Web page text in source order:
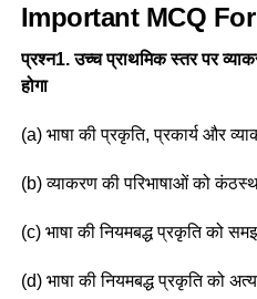
Important MCQ
प्रश्न1. उच्च प्राथमिक स्तर पर
होगा
(a) भाषा की प्रकृति, प्रकार्य और
(b) व्याकरण की परिभाषाओं को
(c) भाषा की नियमबद्ध प्रकृति को
(d) भाषा की नियमबद्ध प्रकृति को